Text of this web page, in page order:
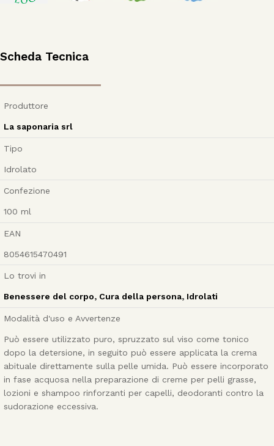
Scheda Tecnica
Produttore
La saponaria srl
Tipo
Idrolato
Confezione
100 ml
EAN
8054615470491
Lo trovi in
Benessere del corpo, Cura della persona, Idrolati
Modalità d'uso e Avvertenze
Può essere utilizzato puro, spruzzato sul viso come tonico
dopo la detersione, in seguito può essere applicata la crema
abituale direttamente sulla pelle umida. Può essere incorporato
in fase acquosa nella preparazione di creme per pelli grasse,
lozioni e shampoo rinforzanti per capelli, deodoranti contro la
sudorazione eccessiva.